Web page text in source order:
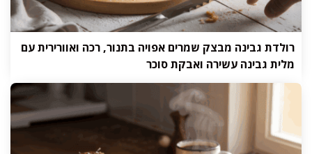
רולדת גבינה מבצק שמרים אפויה בתנור, רכה ואוורירית עם
מלית גבינה עשירה ואבקת סוכר